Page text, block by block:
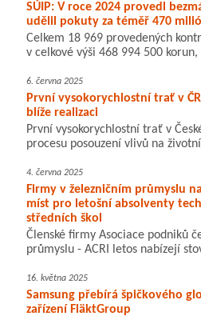
SÚIP: V roce 2024 provedl
udělil pokuty za téměř 470
Celkem 18 969 provedených
v celkové výši 468 994 500
6. června 2025
První vysokorychlostní trať v
blíže realizaci
První vysokorychlostní trať v
procesu posouzení vlivů na
4. června 2025
Firmy v železničním průmyslu
míst pro letošní absolventy
středních škol
Členské firmy Asociace podniků
průmyslu - ACRI letos nabízejí
16. května 2025
Samsung přebírá špičkového
zařízení FläktGroup